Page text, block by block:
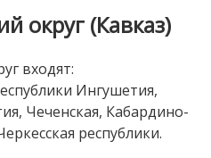
округ (Кавказ)
входят:
Ингушетия,
Чеченская, Кабардино-
республики.